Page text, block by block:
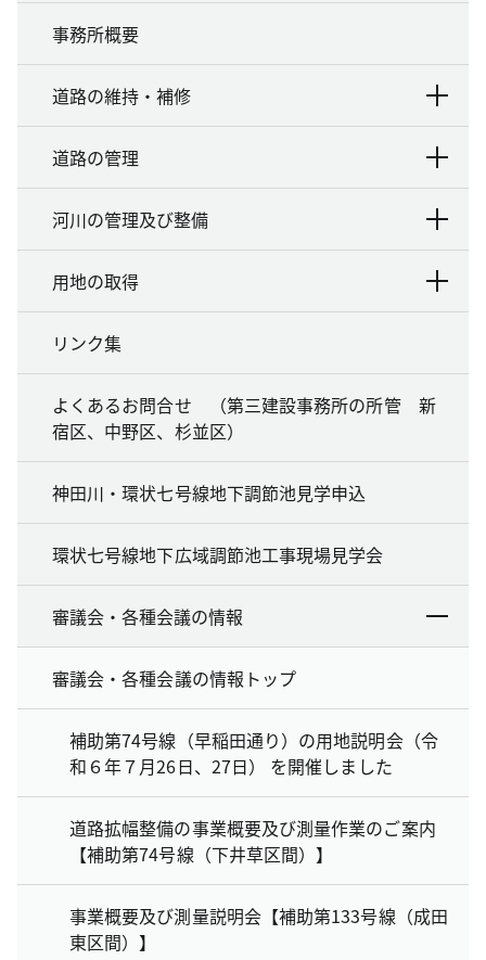
事務所概要
道路の維持・補修
道路の管理
河川の管理及び整備
用地の取得
リンク集
よくあるお問合せ （第三建設事務所の所管 新
宿区、中野区、杉並区）
神田川・環状七号線地下調節池見学申込
環状七号線地下広域調節池工事現場見学会
審議会・各種会議の情報
審議会・各種会議の情報トップ
補助第74号線（早稲田通り）の用地説明会（令
和６年７月26日、27日） を開催しました
道路拡幅整備の事業概要及び測量作業のご案内
【補助第74号線（下井草区間）】
事業概要及び測量説明会【補助第133号線（成田
東区間）】